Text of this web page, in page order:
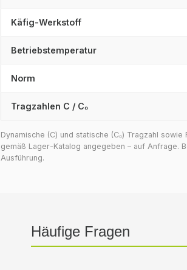
Käfig-Werkstoff
Betriebstemperatur
Norm
Tragzahlen C / C₀
Dynamische (C) und statische (C₀) Tragzahl
gemäß Lager-Katalog angegeben – auf Anfrage.
Ausführung.
Häufige Fragen